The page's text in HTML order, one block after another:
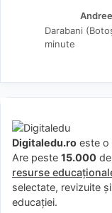
Darabani
minute
Digitaledu.ro este o
Are peste 15.000 de
resurse
selectate, revizuite
educației.